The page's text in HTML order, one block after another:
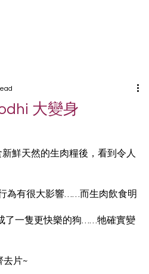
大變身
鮮天然的生肉糧後，看到令人
為有很大影響……而生肉飲食明
了一隻更快樂的狗……牠確實變
去片~